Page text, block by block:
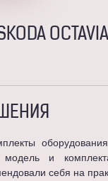
модель и
себя на